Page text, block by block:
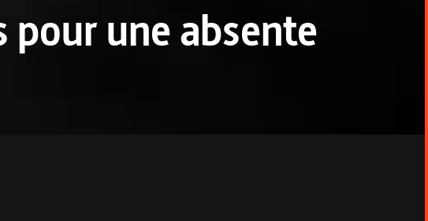
pour une absente